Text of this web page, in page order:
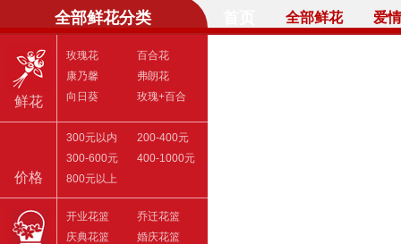
全部鲜花分类 全部鲜花 爱
鲜花
玫瑰花
百合花
康乃馨
弗朗花
向日葵
玫瑰+百合
价格
300元以内
200-400元
300-600元
400-1000元
800元以上
开业花篮
乔迁花篮
庆典花篮
婚庆花篮